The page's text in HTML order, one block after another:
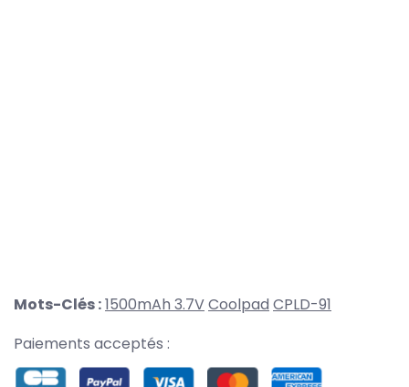
Mots-Clés :1500mAh 3.7VCoolpad CPLD-91
Paiements acceptés :